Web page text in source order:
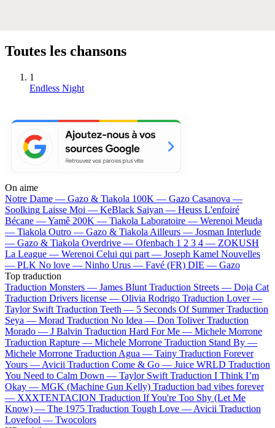
Toutes les chansons
1
Endless Night
On aime
Notre Dame — Gazo & Tiakola 100K — Gazo Casanova —
Soolking Laisse Moi — KeBlack Saiyan — Heuss L'enfoiré
Bécane —Yamê 200K — Tiakola Laboratoire — Werenoi Meuda
— Tiakola Outro — Gazo & Tiakola Ailleurs — Josman Interlude
— Gazo & Tiakola Overdrive — Ofenbach 1 2 3 4 — ZOKUSH
La League — Werenoi Celui qui part — Joseph Kamel Nouvelles
— PLK No love — Ninho Urus — Favé (FR) DIE — Gazo
Top traduction
Traduction Monsters — James Blunt Traduction Streets — Doja Cat
Traduction Drivers license — Olivia Rodrigo Traduction Lover —
Taylor Swift Traduction Teeth — 5 Seconds Of Summer Traduction
Seya — Morad Traduction No Idea — Don Toliver Traduction
Morado — J Balvin Traduction Hard For Me — Michele Morrone
Traduction Rapture — Michele Morrone Traduction Stand By —
Michele Morrone Traduction Agua — Tainy Traduction Forever
Yours — Avicii Traduction Come & Go — Juice WRLD Traduction
You Need to Calm Down — Taylor Swift Traduction I Think I’m
Okay — MGK (Machine Gun Kelly) Traduction bad vibes forever
— XXXTENTACION Traduction If You're Too Shy (Let Me
Know) — The 1975 Traduction Tough Love — Avicii Traduction
Lovefool — Twocolors